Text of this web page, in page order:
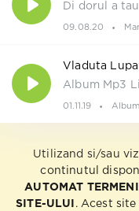
Di dorul a tau
09.08.20
Vladuta
Album Mp3
01.11.19
Utilizand si/sau
continutul
AUTOMAT
SITE-ULUI
. Acest